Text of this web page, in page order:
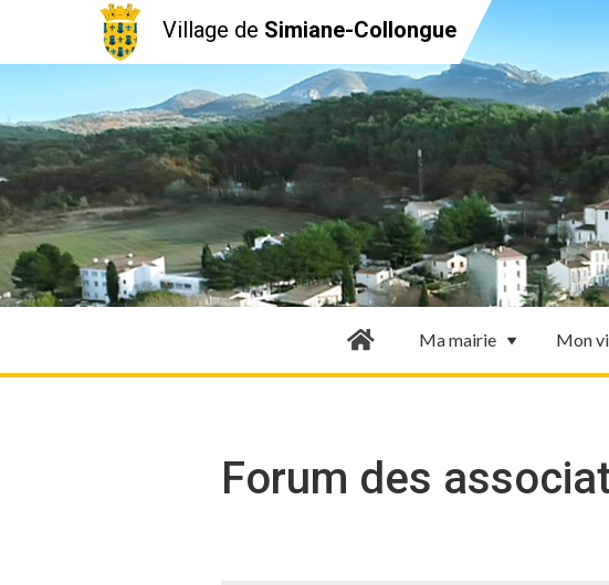
Village de Simiane-Collongue
Ma mairie Mon
Forum des